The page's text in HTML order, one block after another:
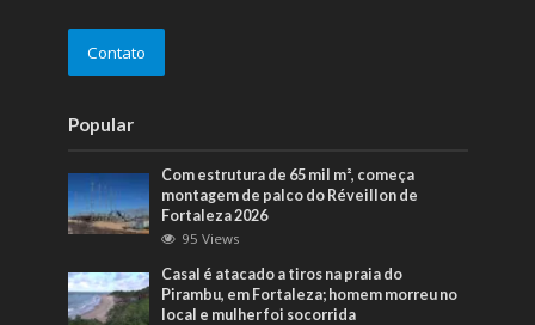
Contato
Popular
Com estrutura de 65 mil m², começa
montagem de palco do Réveillon de
Fortaleza 2026
95 Views
Casal é atacado a tiros na praia do
Pirambu, em Fortaleza; homem morreu no
local e mulher foi socorrida